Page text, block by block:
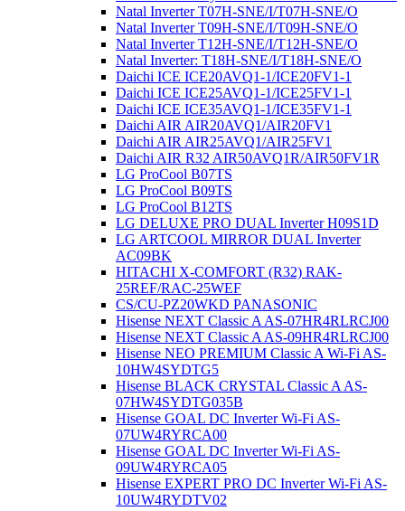
Natal Inverter T07H-SNE/I/T07H-SNE/O
Natal Inverter T09H-SNE/I/T09H-SNE/O
Natal Inverter T12H-SNE/I/T12H-SNE/O
Natal Inverter: T18H-SNE/I/T18H-SNE/O
Daichi ICE ICE20AVQ1-1/ICE20FV1-1
Daichi ICE ICE25AVQ1-1/ICE25FV1-1
Daichi ICE ICE35AVQ1-1/ICE35FV1-1
Daichi AIR AIR20AVQ1/AIR20FV1
Daichi AIR AIR25AVQ1/AIR25FV1
Daichi AIR R32 AIR50AVQ1R/AIR50FV1R
LG ProCool B07TS
LG ProCool B09TS
LG ProCool B12TS
LG DELUXE PRO DUAL Inverter H09S1D
LG ARTCOOL MIRROR DUAL Inverter
AC09BK
HITACHI X-COMFORT (R32) RAK-
25REF/RAC-25WEF
CS/CU-PZ20WKD PANASONIC
Hisense NEXT Classic A AS-07HR4RLRCJ00
Hisense NEXT Classic A AS-09HR4RLRCJ00
Hisense NEO PREMIUM Classic A Wi-Fi AS-
10HW4SYDTG5
Hisense BLACK CRYSTAL Classic A AS-
07HW4SYDTG035В
Hisense GOAL DC Inverter Wi-Fi AS-
07UW4RYRCA00
Hisense GOAL DC Inverter Wi-Fi AS-
09UW4RYRCA05
Hisense EXPERT PRO DC Inverter Wi-Fi AS-
10UW4RYDTV02